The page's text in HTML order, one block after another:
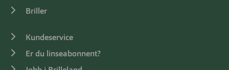
Briller
Kundeservice
Er du linseabonnent?